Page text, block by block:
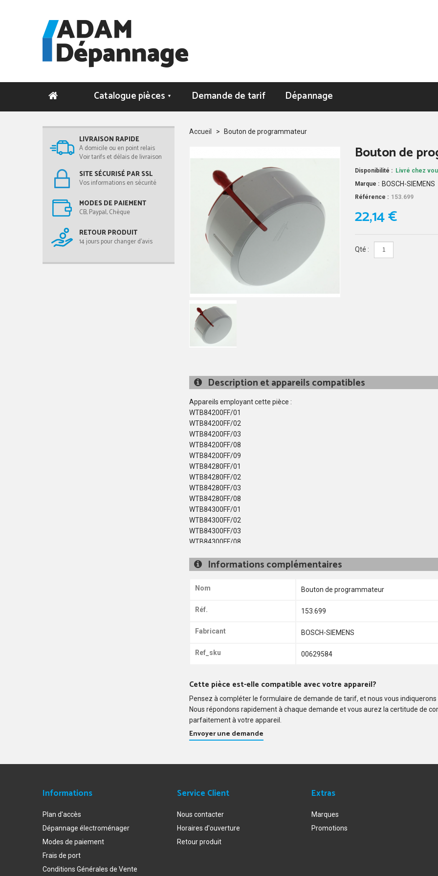
Catalogue pièces ▼ Demande de tarif Dépannage
Accueil > Bouton de programmateur
Bouton de
Disponibilité : Livré chez
Marque : BOSCH-SIEMENS
Référence : 153.699
22,14 €
Qté :
Description et appareils compatibles
Appareils employant cette pièce :
WTB84200FF/01
WTB84200FF/02
WTB84200FF/03
WTB84200FF/08
WTB84200FF/09
WTB84280FF/01
WTB84280FF/02
WTB84280FF/03
WTB84280FF/08
WTB84300FF/01
WTB84300FF/02
WTB84300FF/03
WTB84300FF/08
WTB84390FF/03
WTB84390FF/07
WTB84390FF/09
WTB86200FF/02
WTB86200FF/08
WTB86200UC/06
WTW85230/17
WTW85230/21
Informations complémentaires
Nom Bouton de programmateur
Réf. 153.699
Fabricant BOSCH-SIEMENS
Ref_sku 00629584
Cette pièce est-elle compatible avec votre appareil?
Pensez à compléter le formulaire de demande de tarif, et nous vous
Nous répondons rapidement à chaque demande et vous aurez la certitude de
parfaitement à votre appareil.
Envoyer une demande
LIVRAISON RAPIDE
A domicile ou en point relais
Voir tarifs et délais de livraison
SITE SÉCURISÉ PAR SSL
Vos informations en sécurité
MODES DE PAIEMENT
CB, Paypal, Chèque
RETOUR PRODUIT
14 jours pour changer d'avis
Informations
Plan d'accès
Dépannage électroménager
Modes de paiement
Frais de port
Conditions Générales de Vente
Service Client
Nous contacter
Horaires d'ouverture
Retour produit
Extras
Marques
Promotions